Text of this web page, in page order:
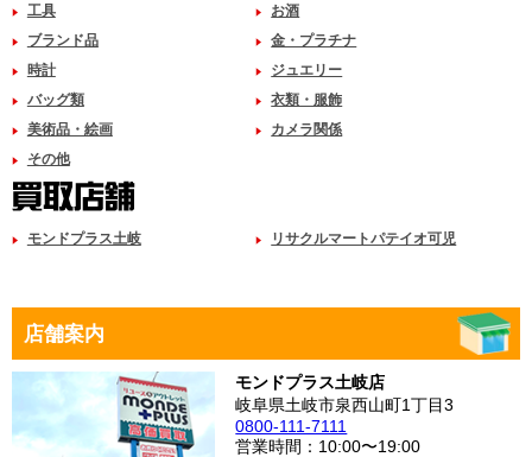
工具
お酒
ブランド品
金・プラチナ
時計
ジュエリー
バッグ類
衣類・服飾
美術品・絵画
カメラ関係
その他
モンドプラス土岐 リサクルマートパテイオ可児
店舗案内
モンドプラス土岐店
岐阜県土岐市泉西山町1丁目3
0800-111-7111
営業時間：10:00〜19:00